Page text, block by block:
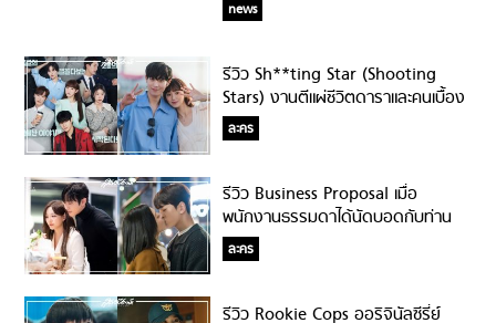
news
รีวิว Sh**ting Star (Shooting
Stars) งานตีแผ่ชีวิตดาราและคนเบื้อง
หลังที่สนุกจนตึดหนึบทุกตอน!
ละคร
รีวิว Business Proposal เมื่อ
พนักงานธรรมดาได้นัดบอดกับท่าน
ประธาน!!!
ละคร
รีวิว Rookie Cops ออริจินัลซีรี่ย์